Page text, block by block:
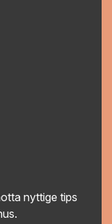
nyttige tips